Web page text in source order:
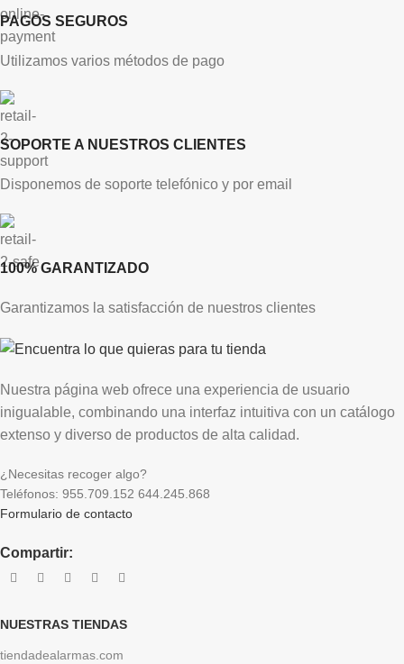
PAGOS SEGUROS
Utilizamos varios métodos de pago
SOPORTE A NUESTROS CLIENTES
Disponemos de soporte telefónico y por email
100% GARANTIZADO
Garantizamos la satisfacción de nuestros clientes
Nuestra página web ofrece una experiencia de usuario
inigualable, combinando una interfaz intuitiva con un catálogo
extenso y diverso de productos de alta calidad.
¿Necesitas recoger algo?
Teléfonos: 955.709.152 644.245.868
Formulario de contacto
Compartir:
NUESTRAS TIENDAS
tiendadealarmas.com